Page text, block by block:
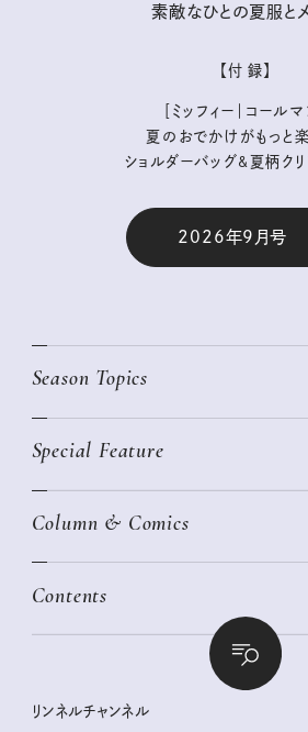
素敵なひとの夏服と
【付 録】
［ミッフィー｜コールマ
夏のおでかけがもっと楽
ショルダーバッグ&夏柄ク
2026年9月号
Season Topics
真夏のひんやりグッズ 2026
ニトリ・イケア・無印良品で賢くおしゃれなイ
絶品、お餅レシピ大集合！
世界のサンタさんに会って来た！
クラフトビール案内
Special Feature
2026年春夏 トレンドファッションニュース
女子旅おすすめスポット 暮らすように心
幸せな老後のための リンネルマネー講座
私の住むまち、好きな場所。LOCAL LIFE
リンネル 暮らしの道具大賞
Column & Comics
ぐれいさん
明日もいい日になりますように
清水みさとの食いしんぼう寄り道サウナ
Contents
リンネルおしゃれファッションスナップ
リンネル暮らし部
リンネルチャンネル